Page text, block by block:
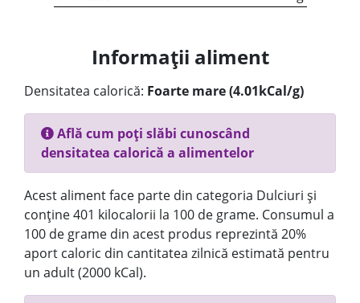
Informații aliment
Densitatea calorică: Foarte mare (4.01kCal/g)
Află cum poți slăbi cunoscând
densitatea calorică a alimentelor
Acest aliment face parte din categoria Dulciuri și
conține 401 kilocalorii la 100 de grame. Consumul a
100 de grame din acest produs reprezintă 20%
aport caloric din cantitatea zilnică estimată pentru
un adult (2000 kCal).